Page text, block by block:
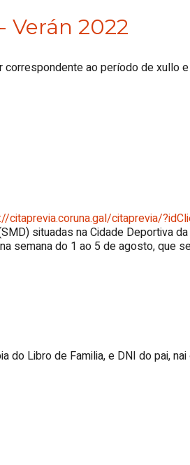
Verán 2022
ao período de xullo
citaprevia.coruna.gal/citaprevia/
situadas na Cidade Deportiva
semana do 1 ao 5 de agosto, que
do Libro de Familia, e DNI do pai,